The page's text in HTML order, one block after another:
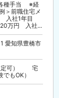
種手当 ※経
＞前職住宅メ
入社1年目
万円 入社...
愛知県豊橋市
限定可） 宅
もOK）